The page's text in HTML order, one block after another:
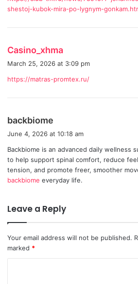
:
shestoj-kubok-mira-po-lygnym-
Casino_xhma
s
March 25, 2026 at 3:09 pm
https://matras-promtex.ru/
backbiome
s
:
June 4, 2026 at 10:18 am
Backbiome is an advanced daily wellness
to help support spinal comfort, reduce
tension, and promote freer, smoother
backbiome everyday life.
Leave a Reply
Your email address will not be published.
marked *